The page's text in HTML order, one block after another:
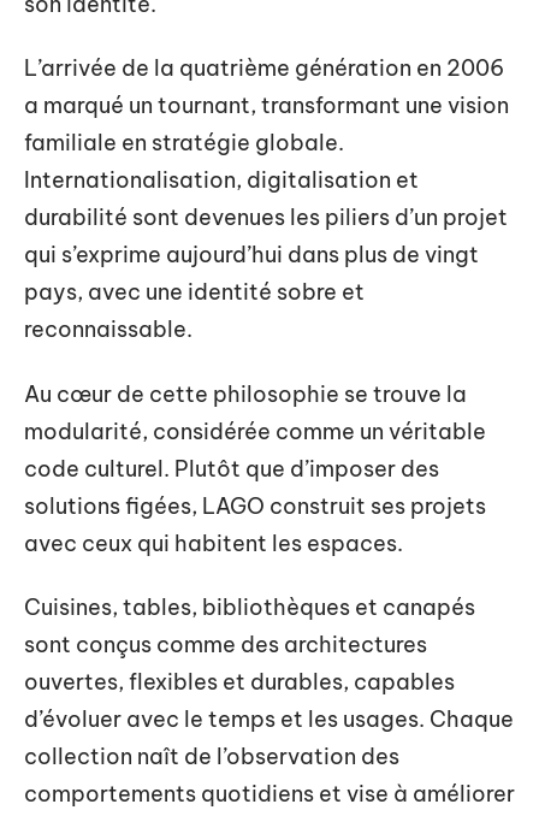
L’arrivée de la quatrième génération en 2006
a marqué un tournant, transformant une vision
familiale en stratégie globale.
Internationalisation, digitalisation et
durabilité sont devenues les piliers d’un projet
qui s’exprime aujourd’hui dans plus de vingt
pays, avec une identité sobre et
reconnaissable.
Au cœur de cette philosophie se trouve la
modularité, considérée comme un véritable
code culturel. Plutôt que d’imposer des
solutions figées, LAGO construit ses projets
avec ceux qui habitent les espaces.
Cuisines, tables, bibliothèques et canapés
sont conçus comme des architectures
ouvertes, flexibles et durables, capables
d’évoluer avec le temps et les usages. Chaque
collection naît de l’observation des
comportements quotidiens et vise à améliorer